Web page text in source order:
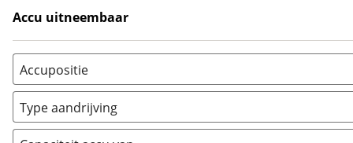
Accu uitneembaar
Nee, vast (0)
Accupositie
Bagagedrager (0)
Frame (0 )
Vloer (0
Type aandrijving
Achterwiel (0)